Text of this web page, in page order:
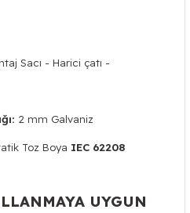
Sacı - Harici çatı -
2 mm Galvaniz
Toz Boya IEC 62208
UYGUN